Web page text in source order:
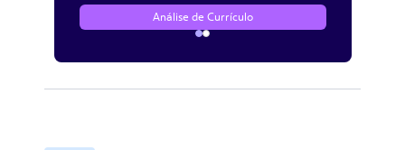
Análise de Currículo